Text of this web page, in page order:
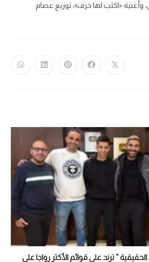
وأغنية «اكتب لها حرف»، توزيع عصام
” ترند على قوائم الأكثر رواجا على